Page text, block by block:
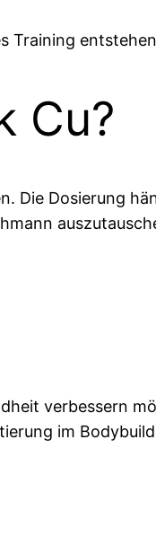
Training
Cu?
Die Dosierung
verbessern
im